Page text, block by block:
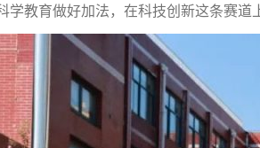
学教育做好加法，在科技创新这条赛道